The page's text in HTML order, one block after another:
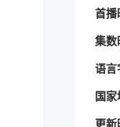
首播
集数
语言
国家
更新